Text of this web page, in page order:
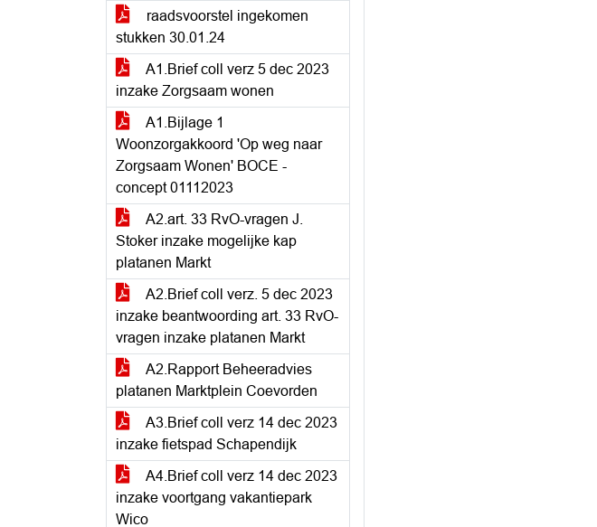
raadsvoorstel ingekomen
stukken 30.01.24
A1.Brief coll verz 5 dec 2023
inzake Zorgsaam wonen
A1.Bijlage 1
Woonzorgakkoord 'Op weg naar
Zorgsaam Wonen' BOCE -
concept 01112023
A2.art. 33 RvO-vragen J.
Stoker inzake mogelijke kap
platanen Markt
A2.Brief coll verz. 5 dec 2023
inzake beantwoording art. 33 RvO-
vragen inzake platanen Markt
A2.Rapport Beheeradvies
platanen Marktplein Coevorden
A3.Brief coll verz 14 dec 2023
inzake fietspad Schapendijk
A4.Brief coll verz 14 dec 2023
inzake voortgang vakantiepark
Wico